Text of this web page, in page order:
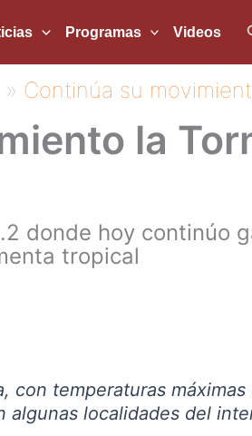
Programas Videos
Continúa su
la
donde hoy continúo
tropical
con temperaturas
algunas localidades del